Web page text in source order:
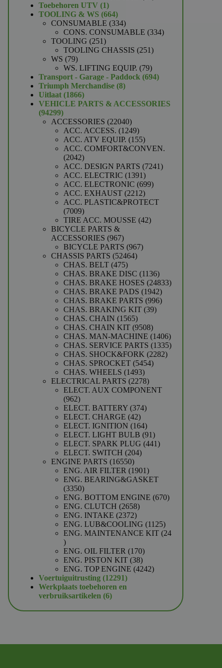
Toebehoren UTV 11
product
TOOLING & WS 664664
producten
CONSUMABLE 334334
producten
CONS. CONSUMABLE 334334
TOOLING 251251
producten
TOOLING CHASSIS 251251
WS 7979
producten
WS. LIFTING EQUIP. 7979
producten
Transport - Garage - Paddock 694694
Triumph Merchandise 88
Uitlaat 18661866
producten
VEHICLE PARTS & ACCESSORIES
9429994299
producten
ACCESSORIES 2204022040
producten
ACC. ACCESS. 12491249
producten
ACC. ATV EQUIP. 155155
producten
ACC. COMFORT&CONVEN.
20422042
producten
ACC. DESIGN PARTS 72417241
ACC. ELECTRIC 13911391
producten
ACC. ELECTRONIC 699699
ACC. EXHAUST 22122212
producten
ACC. PLASTIC&PROTECT
70097009
producten
TIRE ACC. MOUSSE 4242
BICYCLE PARTS &
ACCESSORIES 967967
producten
BICYCLE PARTS 967967
CHASSIS PARTS 5246452464
CHAS. BELT 475475
producten
CHAS. BRAKE DISC 11361136
producten
CHAS. BRAKE HOSES 2483324833
CHAS. BRAKE PADS 19421942
producten
CHAS. BRAKE PARTS 996996
CHAS. BRAKING KIT 3939
CHAS. CHAIN 15651565
producten
CHAS. CHAIN KIT 95089508
producten
CHAS. MAN-MACHINE 14061406
producten
CHAS. SERVICE PARTS 13351335
CHAS. SHOCK&FORK 22822282
CHAS. SPROCKET 54545454
CHAS. WHEELS 14931493
producten
ELECTRICAL PARTS 22782278
producten
ELECT. AUX COMPONENT
962962
producten
ELECT. BATTERY 374374
ELECT. CHARGE 4242
producten
ELECT. IGNITION 164164
producten
ELECT. LIGHT BULB 9191
producten
ELECT. SPARK PLUG 441441
ELECT. SWITCH 204204
ENGINE PARTS 1655016550
producten
ENG. AIR FILTER 19011901
producten
ENG. BEARING&GASKET
33503350
producten
ENG. BOTTOM ENGINE 670670
ENG. CLUTCH 26582658
ENG. INTAKE 23722372
producten
ENG. LUB&COOLING 11251125
producten
ENG. MAINTENANCE KIT 24
24
producten
ENG. OIL FILTER 170170
producten
ENG. PISTON KIT 3838
producten
ENG. TOP ENGINE 42424242
Voertuiguitrusting 1229112291
producten
Werkplaats toebehoren en
verbruiksartikelen 66